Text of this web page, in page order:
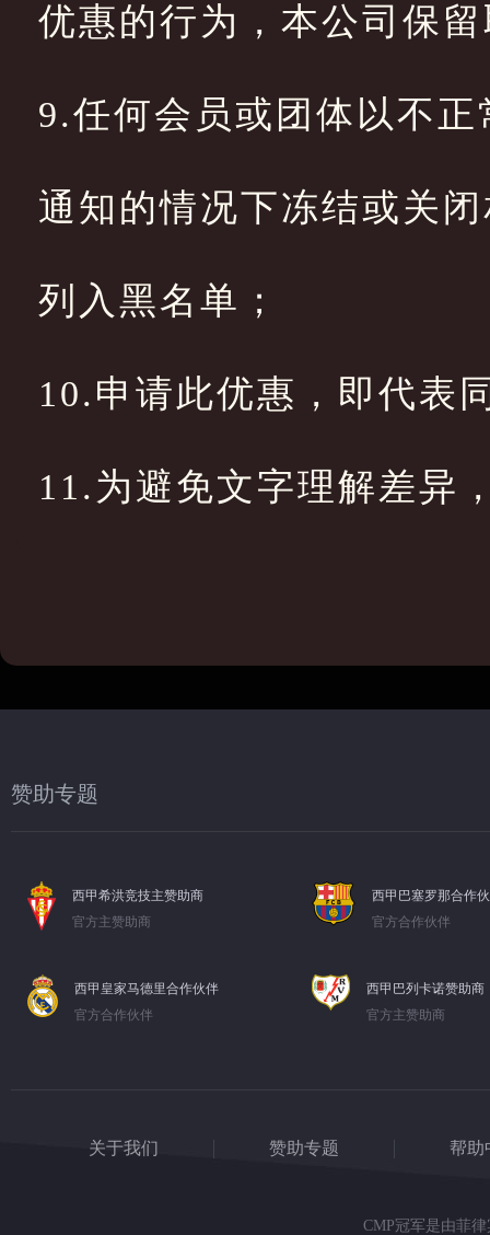
优惠的行为，本公司保
9.任何会员或团体以不
通知的情况下冻结或关
列入黑名单；
10.申请此优惠，即代表
11.为避免文字理解差异
赞助专题
西甲希洪竞技主赞助商
官方主赞助商
西甲巴塞罗那合作
官方合作伙伴
西甲皇家马德里合作伙伴
官方合作伙伴
西甲巴列卡诺赞助商
官方主赞助商
关于我们 赞助专题 帮助
CMP冠军是由菲